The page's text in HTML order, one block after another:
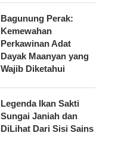
Bagunung Perak:
Kemewahan
Perkawinan Adat
Dayak Maanyan yang
Wajib Diketahui
Legenda Ikan Sakti
Sungai Janiah dan
DiLihat Dari Sisi Sains